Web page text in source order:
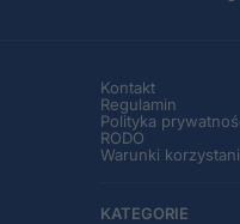
KATEGORIE
Kontakt
Regulamin
Polityka
RODO
Warunki